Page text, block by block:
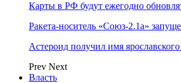
Карты в РФ будут ежегодно
Ракета-носитель «Союз-2.1а»
Астероид получил имя
Prev Next
Власть